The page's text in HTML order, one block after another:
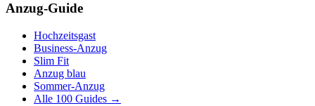
Anzug-Guide
Hochzeitsgast
Business-Anzug
Slim Fit
Anzug blau
Sommer-Anzug
Alle 100 Guides →